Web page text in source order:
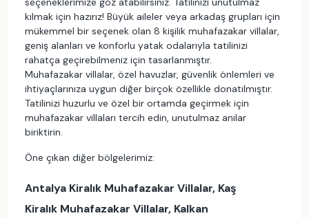
kılmak için hazırız! Büyük aileler veya arkadaş grupları için
mükemmel bir seçenek olan 8 kişilik muhafazakar villalar,
geniş alanları ve konforlu yatak odalarıyla tatilinizi
rahatça geçirebilmeniz için tasarlanmıştır.
Muhafazakar villalar, özel havuzlar, güvenlik önlemleri ve
ihtiyaçlarınıza uygun diğer birçok özellikle donatılmıştır.
Tatilinizi huzurlu ve özel bir ortamda geçirmek için
muhafazakar villaları tercih edin, unutulmaz anılar
biriktirin.
Öne çıkan diğer bölgelerimiz:
Antalya Kiralık Muhafazakar Villalar, Kaş
Kiralık Muhafazakar Villalar, Kalkan